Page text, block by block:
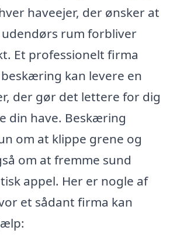
haveejer, der ønsker at
rum forbliver
Et professionelt firma
kan levere en
der gør det lettere for dig
din have. Beskæring
om at klippe grene og
om at fremme sund
appel. Her er nogle af
et sådant firma kan